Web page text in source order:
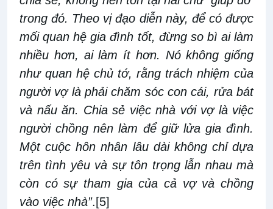
trong đó. Theo vị đạo diễn này, để có được
mối quan hệ gia đình tốt, đừng so bì ai làm
nhiều hơn, ai làm ít hơn. Nó không giống
như quan hệ chủ tớ, rằng trách nhiệm của
người vợ là phải chăm sóc con cái, rửa bát
và nấu ăn. Chia sẻ việc nhà với vợ là việc
người chồng nên làm để giữ lửa gia đình.
Một cuộc hôn nhân lâu dài không chỉ dựa
trên tình yêu và sự tôn trọng lẫn nhau mà
còn có sự tham gia của cả vợ và chồng
vào việc nhà”. [5]